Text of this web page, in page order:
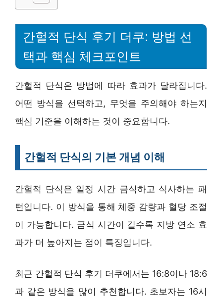
간헐적 단식 후기 더쿠: 방법 선
택과 핵심 체크포인트
간헐적 단식은 방법에 따라 효과가 달라집니다.
어떤 방식을 선택하고, 무엇을 주의해야 하는지
핵심 기준을 이해하는 것이 중요합니다.
간헐적 단식의 기본 개념 이해
간헐적 단식은 일정 시간 금식하고 식사하는 패
턴입니다. 이 방식을 통해 체중 감량과 혈당 조절
이 가능합니다. 금식 시간이 길수록 지방 연소 효
과가 더 높아지는 점이 특징입니다.
최근 간헐적 단식 후기 더쿠에서는 16:8이나 18:6
과 같은 방식을 많이 추천합니다. 초보자는 16시